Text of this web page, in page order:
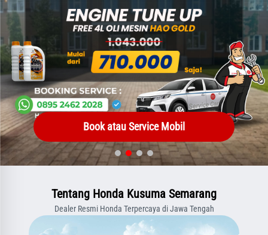
Book atau Service Mobil
Tentang Honda Kusuma Semarang
Dealer Resmi Honda Terpercaya di Jawa Tengah